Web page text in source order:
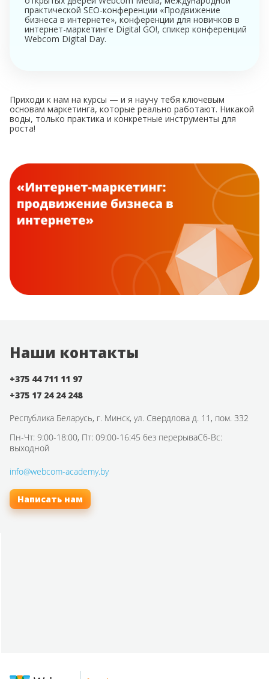
практической SEO-конференции «Продвижение
бизнеса в интернете», конференции для новичков в
интернет-маркетинге Digital GO!, спикер конференций
Webcom Digital Day.
Приходи к нам на курсы — и я научу тебя ключевым
основам маркетинга, которые реально работают. Никакой
воды, только практика и конкретные инструменты для
роста!
Наши контакты
+375 44 711 11 97
+375 17 24 24 248
Республика Беларусь, г. Минск, ул. Свердлова д. 11, пом. 332
Пн-Чт: 9:00-18:00, Пт: 09:00-16:45 без перерываСб-Вс:
выходной
info@webcom-academy.by
Написать нам